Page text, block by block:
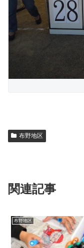
布野地区
関連記事
布野地区